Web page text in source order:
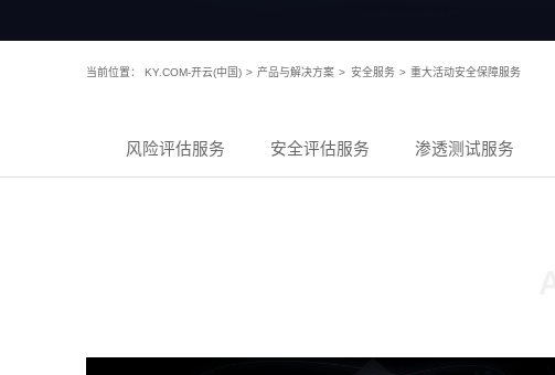
当前位置： KY.COM-开云(中国) > 产品与解决方案 > 安全服务 > 重大活动安全保障服务
风险评估服务 安全评估服务 渗透测试服务